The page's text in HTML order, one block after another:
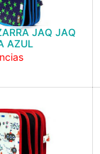
JAQ JAQ
AZUL